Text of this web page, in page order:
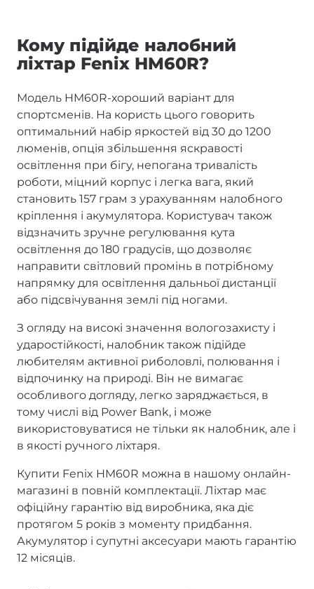
Кому підійде налобний
ліхтар Fenix HM60R?
Модель HM60R-хороший варіант для
спортсменів. На користь цього говорить
оптимальний набір яркостей від 30 до 1200
люменів, опція збільшення яскравості
освітлення при бігу, непогана тривалість
роботи, міцний корпус і легка вага, який
становить 157 грам з урахуванням налобного
кріплення і акумулятора. Користувач також
відзначить зручне регулювання кута
освітлення до 180 градусів, що дозволяє
направити світловий промінь в потрібному
напрямку для освітлення дальньої дистанції
або підсвічування землі під ногами.
З огляду на високі значення вологозахисту і
ударостійкості, налобник також підійде
любителям активної риболовлі, полювання і
відпочинку на природі. Він не вимагає
особливого догляду, легко заряджається, в
тому числі від Power Bank, і може
використовуватися не тільки як налобник, але і
в якості ручного ліхтаря.
Купити Fenix HM60R можна в нашому онлайн-
магазині в повній комплектації. Ліхтар має
офіційну гарантію від виробника, яка діє
протягом 5 років з моменту придбання.
Акумулятор і супутні аксесуари мають гарантію
12 місяців.